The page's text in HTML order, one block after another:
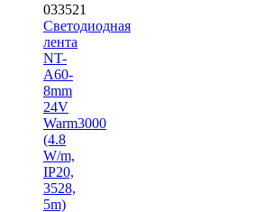
033521
Светодиодная
лента
NT-
A60-
8mm
24V
Warm3000
(4.8
W/m,
IP20,
3528,
5m)